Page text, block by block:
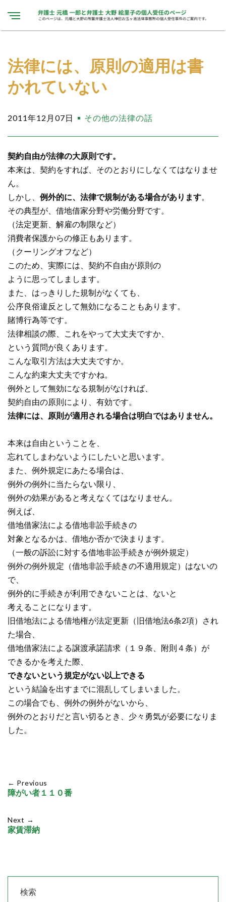
法律には、原則の適用は書
かれていない
2011年12月07日 その他の法律の話
契約自由が法律の大原則です。
本来は、契約をすれば、そのとおりにしなくてはなりませ
ん。
しかし、 例外的に、法律で規制がある場合があります。
その典型が、借地借家分野や労働分野です。
（法定更新、解雇の制限など）
消費者保護からの修正もあります。
（クーリングオフなど）
このため、実際には、契約不自由が原則の
ように思ってしまします。
また、はっきりした規制がなくても、
公序良俗違反として無効になることもあります。
賭博行為等です。
法律相談の際、これをやって大丈夫ですか、
という質問が良くあります。
こんな取引方法は大丈夫ですか。
こんな約束大丈夫ですかね。
例外として無効になる規制がなければ、
契約自由の原則により、有効です。
法律には、原則が適用される場合は明白ではありません。
本来は自由ということを、
忘れてしまわないようにしたいと思います。
また、例外規定にあたる場合は、
例外の例外に当たらない限り、
例外の効果があると考えなくてはなりません。
例えば、
借地借家法による借地非訟手続きの
対象となるかは、借地か否かで決まります。
（一般の訴訟に対する借地非訟手続きが例外規定）
例外の例外規定（借地非訟手続きの不適用規定）はないの
で、
例外的に手続きが利用できないことは、ないと
考えることになります。
旧借地法による借地権が法定更新（旧借地法6条2項）され
た場合、
借地借家法による譲渡承諾請求（１９条、附則４条）が
できるかを考えた際、
できないという規定がない以上できる
という結論を出すまでに混乱してしまいました。
この場合でも、例外の例外がないから、
例外のとおりだと言い切るとき、少々勇気が必要になりま
した。
← Previous
障がい者１１０番
Next →
家賃滞納